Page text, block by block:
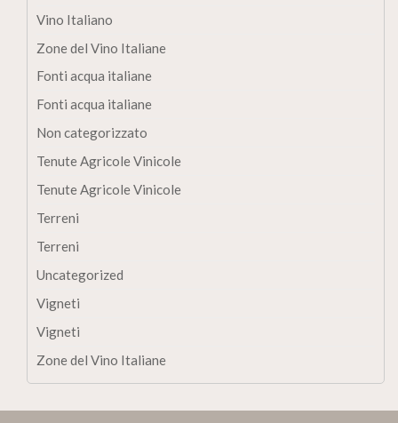
Vino Italiano
Zone del Vino Italiane
Fonti acqua italiane
Fonti acqua italiane
Non categorizzato
Tenute Agricole Vinicole
Tenute Agricole Vinicole
Terreni
Terreni
Uncategorized
Vigneti
Vigneti
Zone del Vino Italiane